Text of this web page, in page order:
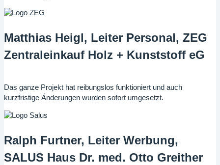
Matthias Heigl, Leiter Personal, ZEG
Zentraleinkauf Holz + Kunststoff eG
Das ganze Projekt hat reibungslos funktioniert und auch
kurzfristige Änderungen wurden sofort umgesetzt.
Ralph Furtner, Leiter Werbung,
SALUS Haus Dr. med. Otto Greither